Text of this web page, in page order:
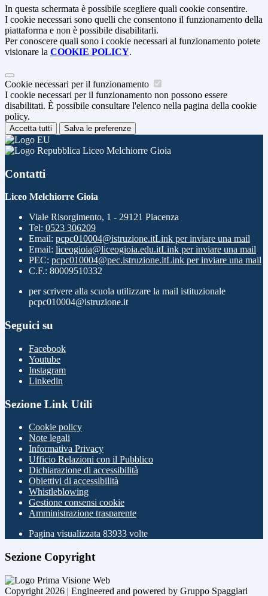
In questa schermata è possibile scegliere quali cookie consentire.
I cookie necessari sono quelli che consentono il funzionamento della
piattaforma e non è possibile disabilitarli.
Per conoscere quali sono i cookie necessari al funzionamento potete
visionare la COOKIE POLICY.
Cookie necessari per il funzionamento
I cookie necessari per il funzionamento non possono essere
disabilitati. È possibile consultare l'elenco nella pagina della cookie
policy.
Accetta tutti Salva le preferenze
Liceo Melchiorre Gioia
Contatti
Liceo Melchiorre Gioia
Viale Risorgimento, 1 - 29121 Piacenza
Tel: 0523 306209
Email: pcpc010004@istruzione.itLink per inviare una mail
Email: liceogioia@liceogioia.edu.itLink per inviare una mail
PEC: pcpc010004@pec.istruzione.itLink per inviare una mail
C.F.: 80009510332
per scrivere alla scuola utilizzare la mail istituzionale
pcpc010004@istruzione.it
Seguici su
Facebook
Youtube
Instagram
Linkedin
Sezione Link Utili
Cookie policy
Note legali
Informativa Privacy
Ufficio Relazioni con il Pubblico
Dichiarazione di accessibilità
Obiettivi di accessibilità
Whistleblowing
Gestione consensi cookie
Amministrazione trasparente
Pagina visualizzata 83933 volte
Sezione Copyright
Copyright 2026 | Engineered and powered by Gruppo Spaggiari